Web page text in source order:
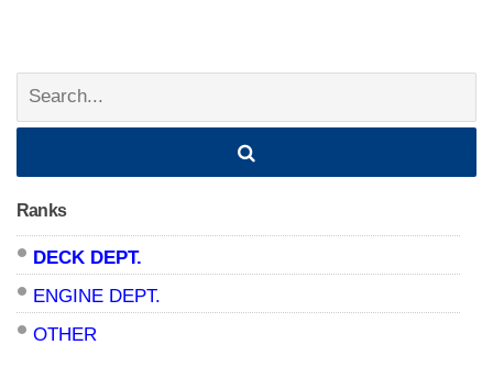
navigation
Search:
Ranks
DECK DEPT.
ENGINE DEPT.
OTHER